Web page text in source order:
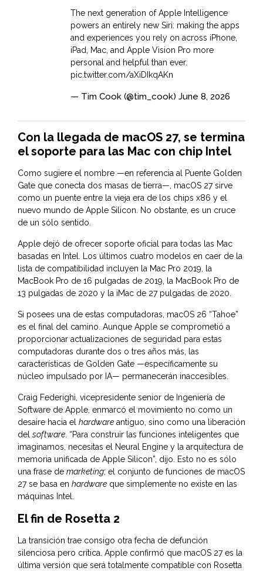
The next generation of Apple Intelligence
powers an entirely new Siri: making the apps
and experiences you rely on across iPhone,
iPad, Mac, and Apple Vision Pro more
personal and helpful than ever.
pic.twitter.com/aXiDIkqAKn
— Tim Cook (@tim_cook) June 8, 2026
Con la llegada de macOS 27, se termina
el soporte para las Mac con chip Intel
Como sugiere el nombre —en referencia al Puente Golden
Gate que conecta dos masas de tierra—, macOS 27 sirve
como un puente entre la vieja era de los chips x86 y el
nuevo mundo de Apple Silicon. No obstante, es un cruce
de un sólo sentido.
Apple dejó de ofrecer soporte oficial para todas las Mac
basadas en Intel. Los últimos cuatro modelos en caer de la
lista de compatibilidad incluyen la Mac Pro 2019, la
MacBook Pro de 16 pulgadas de 2019, la MacBook Pro de
13 pulgadas de 2020 y la iMac de 27 pulgadas de 2020.
Si posees una de estas computadoras, macOS 26 “Tahoe”
es el final del camino. Aunque Apple se comprometió a
proporcionar actualizaciones de seguridad para estas
computadoras durante dos o tres años más, las
características de Golden Gate —específicamente su
núcleo impulsado por IA— permanecerán inaccesibles.
Craig Federighi, vicepresidente senior de Ingeniería de
Software de Apple, enmarcó el movimiento no como un
desaire hacia el hardware antiguo, sino como una liberación
del software. “Para construir las funciones inteligentes que
imaginamos, necesitas el Neural Engine y la arquitectura de
memoria unificada de Apple Silicon”, dijo. Esto no es sólo
una frase de marketing; el conjunto de funciones de macOS
27 se basa en hardware que simplemente no existe en las
máquinas Intel.
El fin de Rosetta 2
La transición trae consigo otra fecha de defunción
silenciosa pero crítica. Apple confirmó que macOS 27 es la
última versión que será totalmente compatible con Rosetta